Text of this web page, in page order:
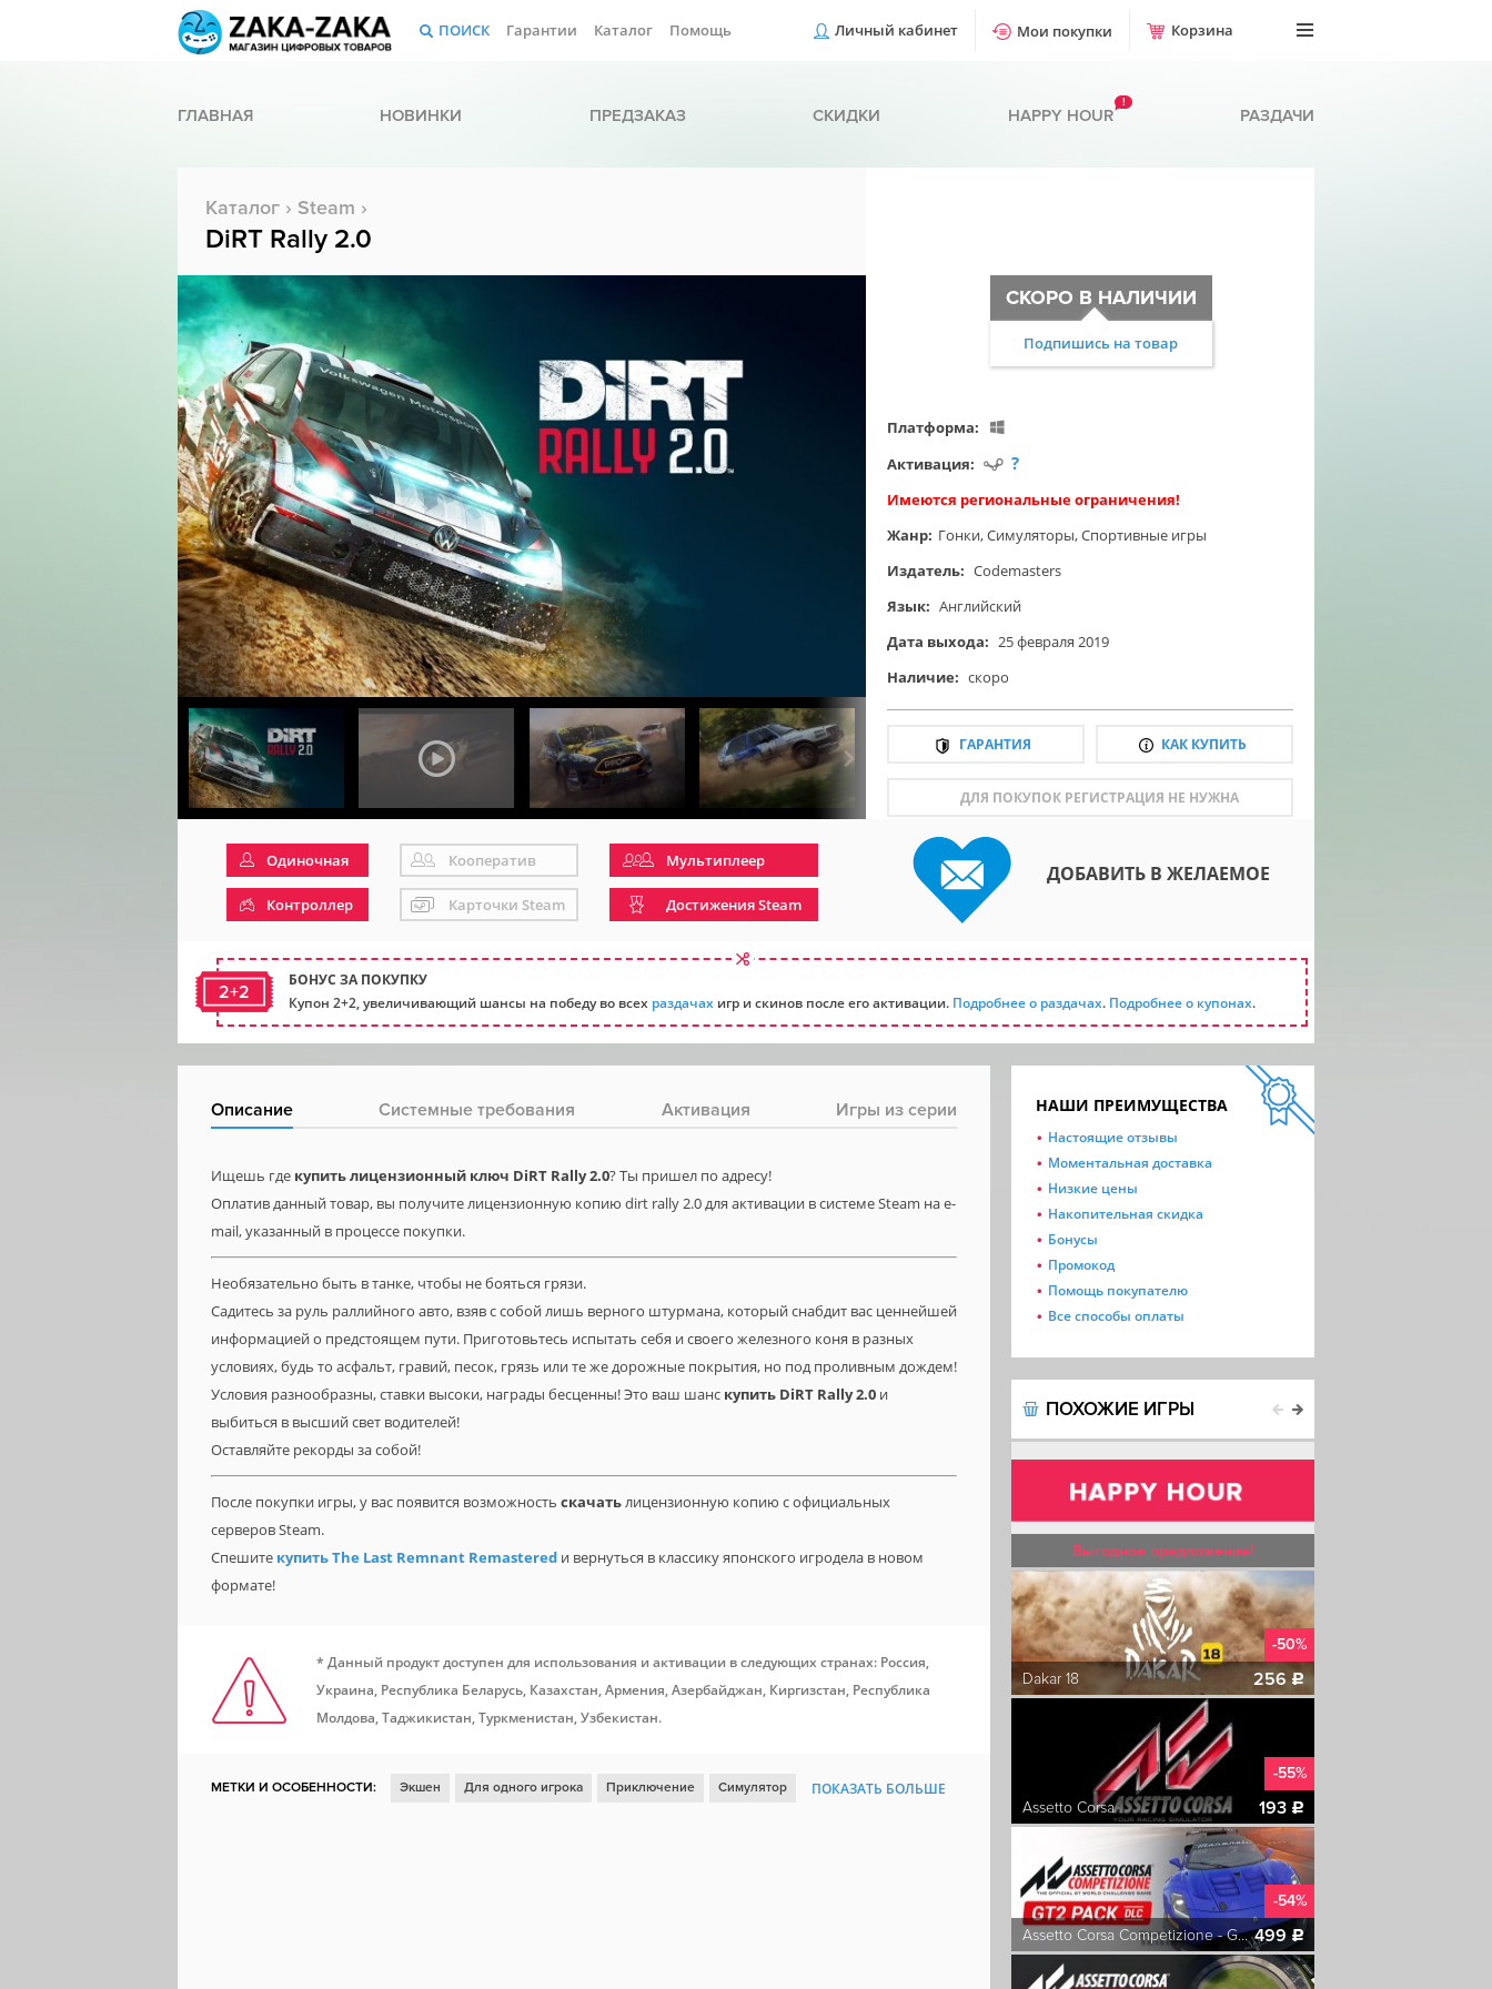
ПОИСК Гарантии Каталог Помощь Личный кабинет Мои покупки Корзина
ГЛАВНАЯ НОВИНКИ ПРЕДЗАКАЗ СКИДКИ HAPPY HOUR
!
РАЗДАЧИ
Каталог › Steam ›
DiRT Rally 2.0
СКОРО В НАЛИЧИИ
Подпишись на товар
Платформа:
Активация:
?
Имеются региональные ограничения!
Жанр: Гонки,Симуляторы,Спортивные игры
Издатель: Codemasters
Язык: Английский
Дата выхода: 25 февраля 2019
Наличие: скоро
ГАРАНТИЯ КАК КУПИТЬ
ДЛЯ ПОКУПОК РЕГИСТРАЦИЯ НЕ НУЖНА
Одиночная Кооператив Мультиплеер
Контроллер Карточки Steam Достижения Steam
ДОБАВИТЬ В ЖЕЛАЕМОЕ
2+2
БОНУС ЗА ПОКУПКУ
Купон 2+2, увеличивающий шансы на победу во всех раздачах игр и скинов после его активации. Подробнее о раздачах. Подробнее о купонах.
Описание Системные требования Активация Игры из серии
Ищешь где купить лицензионный ключ DiRT Rally 2.0? Ты пришел по адресу!
Оплатив данный товар, вы получите лицензионную копию dirt rally 2.0 для активации в системе Steam на e-
mail, указанный в процессе покупки.
Необязательно быть в танке, чтобы не бояться грязи.
Садитесь за руль раллийного авто, взяв с собой лишь верного штурмана, который снабдит вас ценнейшей
информацией о предстоящем пути. Приготовьтесь испытать себя и своего железного коня в разных
условиях, будь то асфальт, гравий, песок, грязь или те же дорожные покрытия, но под проливным дождем!
Условия разнообразны, ставки высоки, награды бесценны! Это ваш шанс купить DiRT Rally2.0 и
выбиться в высший свет водителей!
Оставляйте рекорды за собой!
После покупки игры, у вас появится возможность скачатьлицензионную копию с официальных
серверов Steam.
Спешите купить The Last Remnant Remastered и вернуться в классику японского игродела в новом
формате!
* Данный продукт доступен для использования и активации в следующих странах: Россия,
Украина, Республика Беларусь, Казахстан, Армения, Азербайджан, Киргизстан, Республика
Молдова, Таджикистан, Туркменистан, Узбекистан.
МЕТКИ И ОСОБЕННОСТИ: Экшен Для одного игрока Приключение Симулятор ПОКАЗАТЬ БОЛЬШЕ
НАШИ ПРЕИМУЩЕСТВА
Настоящие отзывы
Моментальная доставка
Низкие цены
Накопительная скидка
Бонусы
Промокод
Помощь покупателю
Все способы оплаты
ПОХОЖИЕ ИГРЫ
Выгодное предложение!
-50%
Dakar 18
256 c
-55%
Assetto Corsa
193 c
-54%
Assetto Corsa Competizione - GT2 Pack 499c